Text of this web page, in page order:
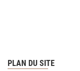
PLAN DU SITE